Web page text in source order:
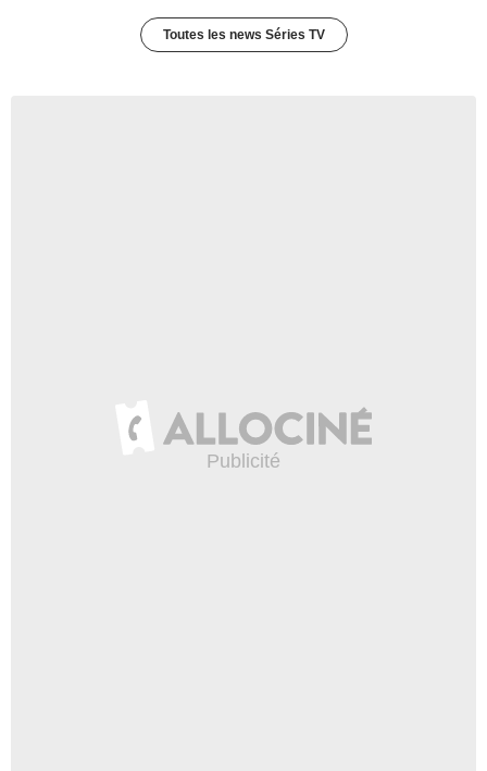
Toutes les news Séries TV